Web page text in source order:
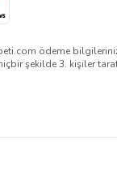
ödeme
şekilde 3. kişiler